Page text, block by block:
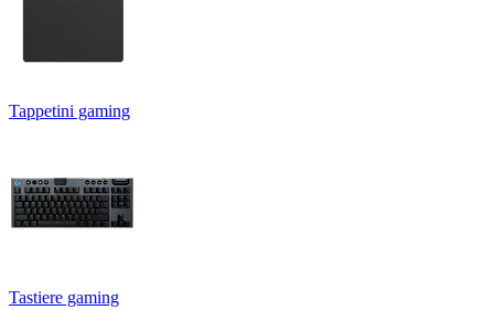
Tappetini gaming
Tastiere gaming